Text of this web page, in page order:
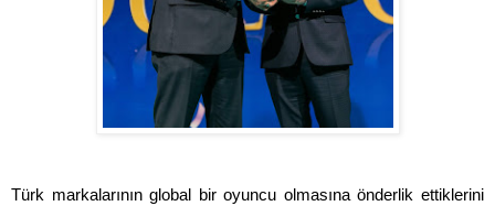
Türk markalarının global bir oyuncu olmasına önderlik ettiklerini